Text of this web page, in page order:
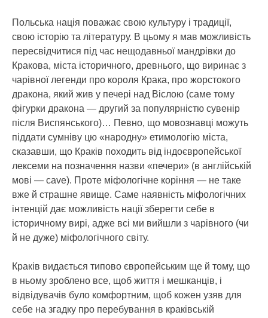
Польська нація поважає свою культуру і традиції,
свою історію та літературу. В цьому я мав можливість
пересвідчитися під час нещодавньої мандрівки до
Кракова, міста історичного, древнього, що виринає з
чарівної легенди про короля Крака, про жорстокого
дракона, який жив у печері над Віслою (саме тому
фігурки дракона — другий за популярністю сувенір
після Виспянського)… Певно, що мовознавці можуть
піддати сумніву цю «народну» етимологію міста,
сказавши, що Краків походить від індоєвропейської
лексеми на позначення назви «печери» (в англійській
мові — cave). Проте міфологічне коріння — не таке
вже й страшне явище. Саме наявність міфологічних
інтенцій дає можливість нації зберегти себе в
історичному вирі, адже всі ми вийшли з чарівного (чи
й не дуже) міфологічного світу.
Краків видається типово європейським ще й тому, що
в ньому зроблено все, щоб життя і мешканців, і
відвідувачів було комфортним, щоб кожен узяв для
себе на згадку про перебування в краківській